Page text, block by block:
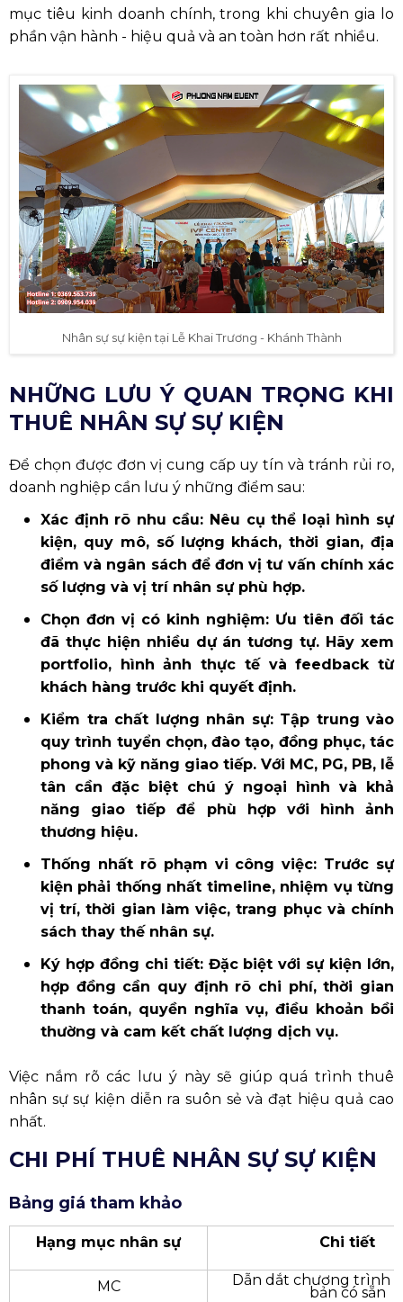
mục tiêu kinh doanh chính, trong khi chuyên gia lo
phần vận hành - hiệu quả và an toàn hơn rất nhiều.
Nhân sự sự kiện tại Lễ Khai Trương - Khánh Thành
NHỮNG LƯU Ý QUAN TRỌNG KHI
THUÊ NHÂN SỰ SỰ KIỆN
Để chọn được đơn vị cung cấp uy tín và tránh rủi ro,
doanh nghiệp cần lưu ý những điểm sau:
Xác định rõ nhu cầu: Nêu cụ thể loại hình sự
kiện, quy mô, số lượng khách, thời gian, địa
điểm và ngân sách để đơn vị tư vấn chính xác
số lượng và vị trí nhân sự phù hợp.
Chọn đơn vị có kinh nghiệm: Ưu tiên đối tác
đã thực hiện nhiều dự án tương tự. Hãy xem
portfolio, hình ảnh thực tế và feedback từ
khách hàng trước khi quyết định.
Kiểm tra chất lượng nhân sự: Tập trung vào
quy trình tuyển chọn, đào tạo, đồng phục, tác
phong và kỹ năng giao tiếp. Với MC, PG, PB, lễ
tân cần đặc biệt chú ý ngoại hình và khả
năng giao tiếp để phù hợp với hình ảnh
thương hiệu.
Thống nhất rõ phạm vi công việc: Trước sự
kiện phải thống nhất timeline, nhiệm vụ từng
vị trí, thời gian làm việc, trang phục và chính
sách thay thế nhân sự.
Ký hợp đồng chi tiết: Đặc biệt với sự kiện lớn,
hợp đồng cần quy định rõ chi phí, thời gian
thanh toán, quyền nghĩa vụ, điều khoản bồi
thường và cam kết chất lượng dịch vụ.
Việc nắm rõ các lưu ý này sẽ giúp quá trình thuê
nhân sự sự kiện diễn ra suôn sẻ và đạt hiệu quả cao
nhất.
CHI PHÍ THUÊ NHÂN SỰ SỰ KIỆN
Bảng giá tham khảo
Hạng mục nhân sự Chi tiết
MC Dẫn dắt chương trình
bản có sẵn